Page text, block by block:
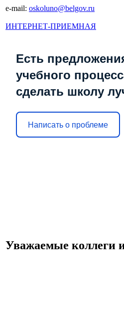
e-mail: oskoluno@belgov.ru
ИНТЕРНЕТ-ПРИЕМНАЯ
Есть
учебного
сделать школу
Написать о проблеме
Уважаемые коллеги